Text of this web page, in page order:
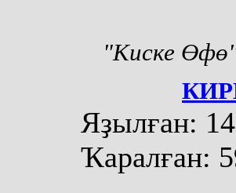
"Киске
Яҙылған:
Ҡаралған: